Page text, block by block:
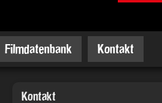
Filmdatenbank Kontakt
Kontakt